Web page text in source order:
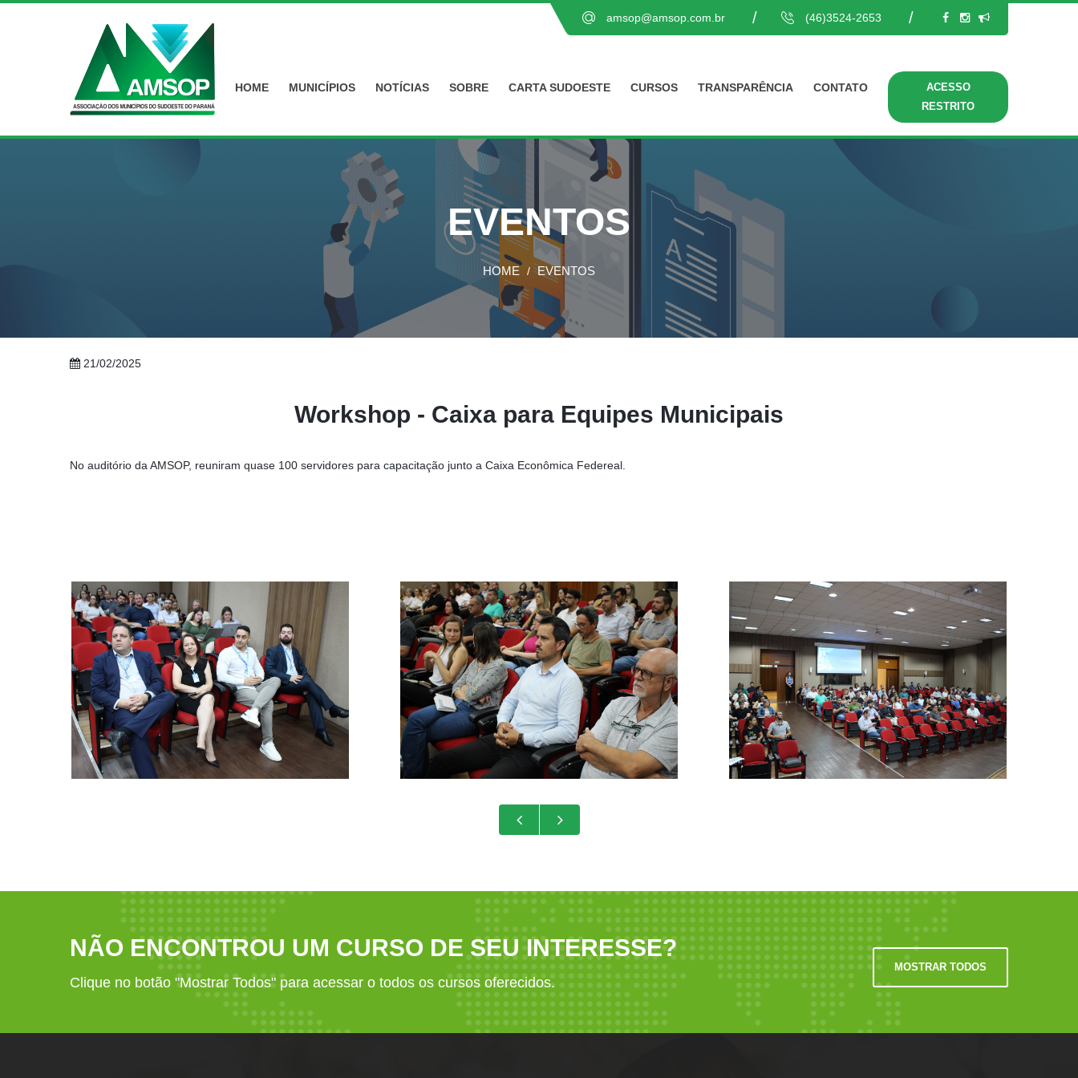
amsop@amsop.com.br (46)3524-2653
ACESSO
RESTRITO
HOME MUNICÍPIOS NOTÍCIAS SOBRE CARTA SUDOESTE CURSOS TRANSPARÊNCIA CONTATO
EVENTOS
HOME / EVENTOS
21/02/2025
Workshop - Caixa para Equipes Municipais
No auditório da AMSOP, reuniram quase 100 servidores para capacitação junto a Caixa Econômica Federeal.
NÃO ENCONTROU UM CURSO DE SEU INTERESSE?
Clique no botão "Mostrar Todos" para acessar o todos os cursos oferecidos.
MOSTRAR TODOS